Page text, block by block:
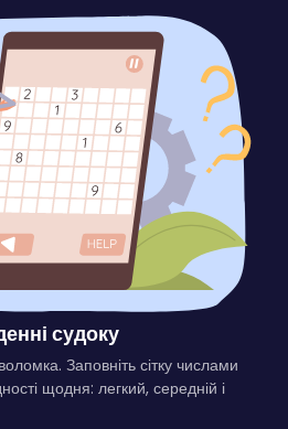
судоку
Заповніть сітку числами
щодня: легкий, середній і